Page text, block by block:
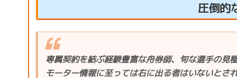
圧倒的
専属契約を結ぶ経験豊富な舟券師、旬な選手の見
モーター情報に至っては右に出る者はいないとさ